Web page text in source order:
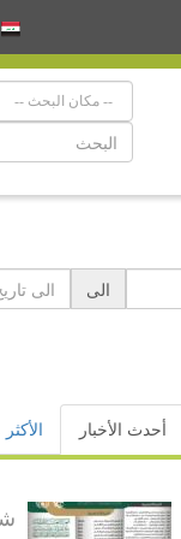
الى
أحدث الأخبار